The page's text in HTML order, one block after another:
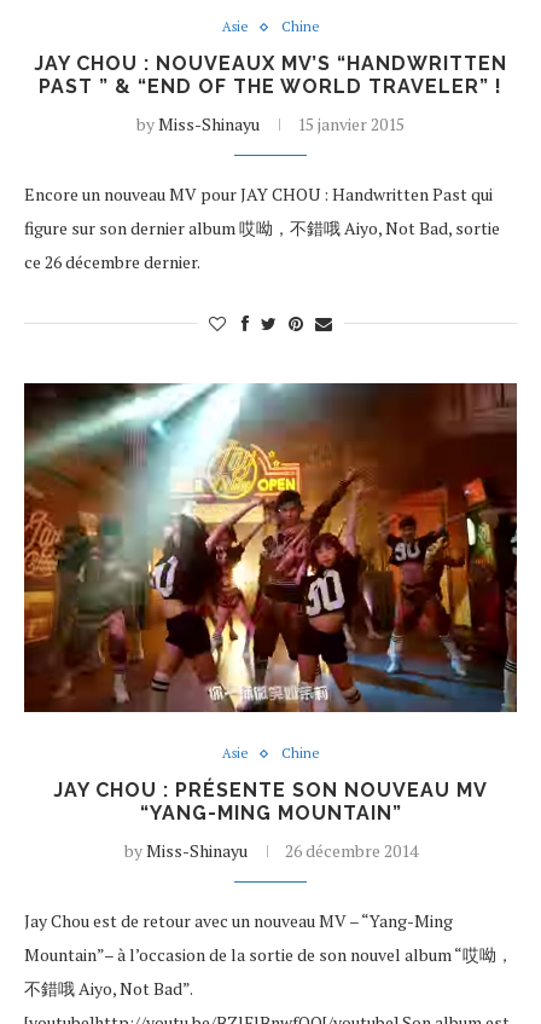
Asie Chine
JAY CHOU : NOUVEAUX MV’S “HANDWRITTEN
PAST ” & “END OF THE WORLD TRAVELER” !
byMiss-Shinayu 15 janvier 2015
Encore un nouveau MV pour JAY CHOU : Handwritten Past qui
figure sur son dernier album 哎呦，不錯哦 Aiyo, Not Bad, sortie
ce 26 décembre dernier.
Asie Chine
JAY CHOU : PRÉSENTE SON NOUVEAU MV
“YANG-MING MOUNTAIN”
byMiss-Shinayu 26 décembre 2014
Jay Chou est de retour avec un nouveau MV – “Yang-Ming
Mountain”– à l’occasion de la sortie de son nouvel album “哎呦，
不錯哦 Aiyo, Not Bad”.